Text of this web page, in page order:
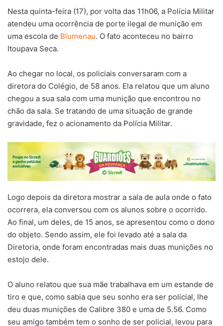
Nesta quinta-feira (17), por volta das 11h06, a Polícia Militar
atendeu uma ocorrência de porte ilegal de munição em
uma escola de Blumenau. O fato aconteceu no bairro
Itoupava Seca.
Ao chegar no local, os policiais conversaram com a
diretora do Colégio, de 58 anos. Ela relatou que um aluno
chegou a sua sala com uma munição que encontrou no
chão da sala. Se tratando de uma situação de grande
gravidade, fez o acionamento da Polícia Militar.
Logo depois da diretora mostrar a sala de aula onde o fato
ocorrera, ela conversou com os alunos sobre o ocorrido.
Ao final, um deles, de 15 anos, se apresentou como o dono
do objeto. Sendo assim, ele foi levado até a sala da
Diretoria, onde foram encontradas mais duas munições no
estojo dele.
O aluno relatou que sua mãe trabalhava em um estande de
tiro e que, como sabia que seu sonho era ser policial, lhe
deu duas munições de Calibre 380 e uma de 5.56. Como
seu amigo também tem o sonho de ser policial, levou para